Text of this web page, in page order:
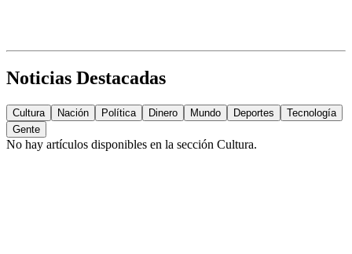
Noticias Destacadas
Cultura Nación Política Dinero Mundo Deportes
Tecnología
Gente
No hay artículos disponibles en la sección Cultura.